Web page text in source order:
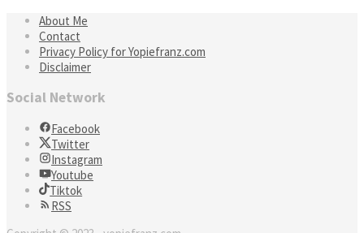
About Me
Contact
Privacy Policy for Yopiefranz.com
Disclaimer
Social Network
Facebook
Twitter
Instagram
Youtube
Tiktok
RSS